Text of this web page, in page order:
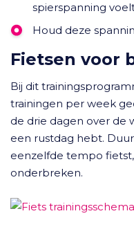
spierspanning
Houd deze
Fietsen voor
Bij dit
trainingen per week
de drie dagen over de
een rustdag hebt.
eenzelfde tempo
onderbreken.